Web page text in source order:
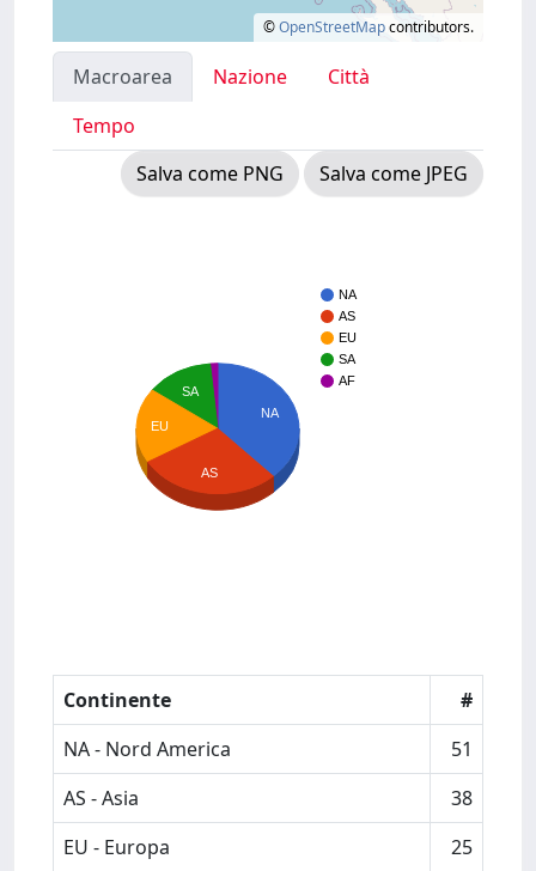
©OpenStreetMapcontributors.
Macroarea Nazione
Città
Tempo
Salva come PNG
Salva come JPEG
NA
AS
EU
SA
AF
NA
SA
EU
AS
Continente
#
NA - Nord America
51
AS - Asia
38
EU - Europa
25